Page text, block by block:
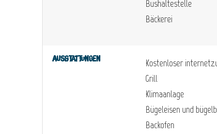
Bushaltestelle
Bäckerei
Ausstattungen
Kostenloser
Grill
Klimaanlage
Bügeleisen und
Backofen